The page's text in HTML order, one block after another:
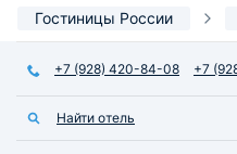
Гостиницы России
+7 (928) 420-84-08 +7
Найти отель